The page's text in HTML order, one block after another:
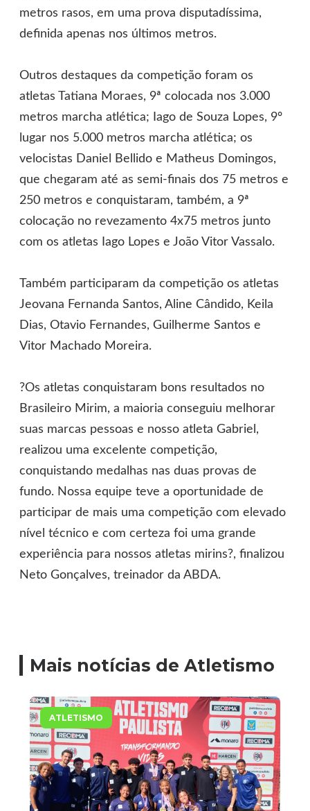
metros rasos, em uma prova disputadíssima,
definida apenas nos últimos metros.
Outros destaques da competição foram os
atletas Tatiana Moraes, 9ª colocada nos 3.000
metros marcha atlética; Iago de Souza Lopes, 9º
lugar nos 5.000 metros marcha atlética; os
velocistas Daniel Bellido e Matheus Domingos,
que chegaram até as semi-finais dos 75 metros e
250 metros e conquistaram, também, a 9ª
colocação no revezamento 4x75 metros junto
com os atletas Iago Lopes e João Vitor Vassalo.
Também participaram da competição os atletas
Jeovana Fernanda Santos, Aline Cândido, Keila
Dias, Otavio Fernandes, Guilherme Santos e
Vitor Machado Moreira.
?Os atletas conquistaram bons resultados no
Brasileiro Mirim, a maioria conseguiu melhorar
suas marcas pessoas e nosso atleta Gabriel,
realizou uma excelente competição,
conquistando medalhas nas duas provas de
fundo. Nossa equipe teve a oportunidade de
participar de mais uma competição com elevado
nível técnico e com certeza foi uma grande
experiência para nossos atletas mirins?, finalizou
Neto Gonçalves, treinador da ABDA.
Mais notícias de Atletismo
ATLETISMO